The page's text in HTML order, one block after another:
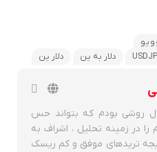
دلار به ین دلار ین
روشی بودم که بتواند حس
را در زمینه تحلیل ، اشراف به
تریدهای موفق و کم ریسک